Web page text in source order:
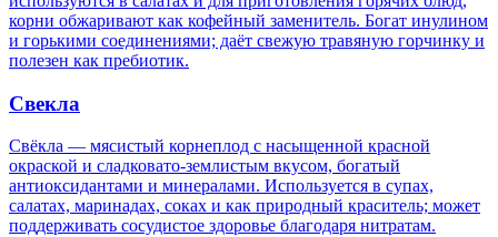
корни обжаривают как кофейный заменитель. Богат инулином
и горькими соединениями; даёт свежую травяную горчинку и
полезен как пребиотик.
Свекла
Свёкла — мясистый корнеплод с насыщенной красной
окраской и сладковато-землистым вкусом, богатый
антиоксидантами и минералами. Используется в супах,
салатах, маринадах, соках и как природный краситель; может
поддерживать сосудистое здоровье благодаря нитратам.